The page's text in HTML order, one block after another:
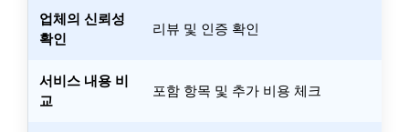
업체의 신뢰성
확인
리뷰 및 인증 확인
서비스 내용 비
교
포함 항목 및 추가 비용 체크